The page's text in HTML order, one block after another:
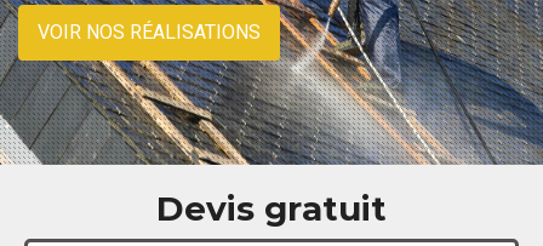
VOIR NOS RÉALISATIONS
Devis gratuit